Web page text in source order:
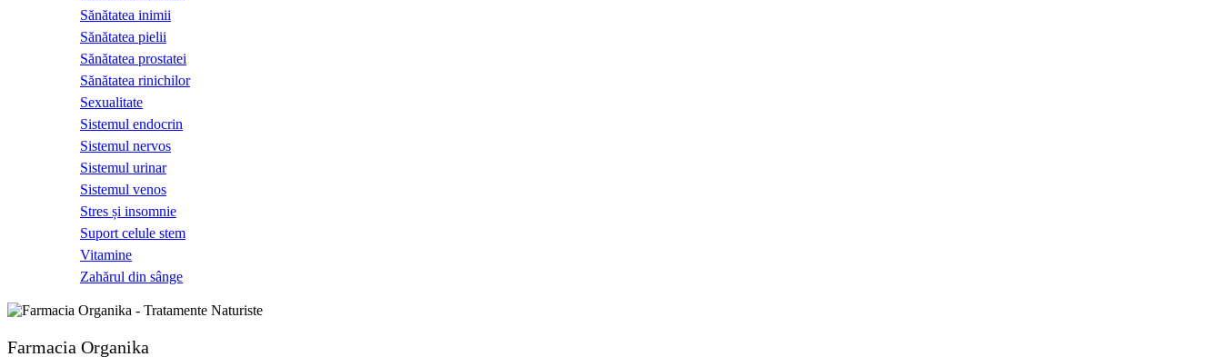
Sănătatea inimii
Sănătatea pielii
Sănătatea prostatei
Sănătatea rinichilor
Sexualitate
Sistemul endocrin
Sistemul nervos
Sistemul urinar
Sistemul venos
Stres și insomnie
Suport celule stem
Vitamine
Zahărul din sânge
Farmacia Organika